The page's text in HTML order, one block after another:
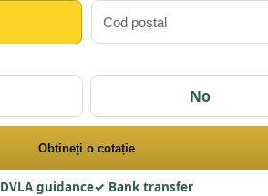
No
Obțineți o cotație
DVLA guidance Bank transfer